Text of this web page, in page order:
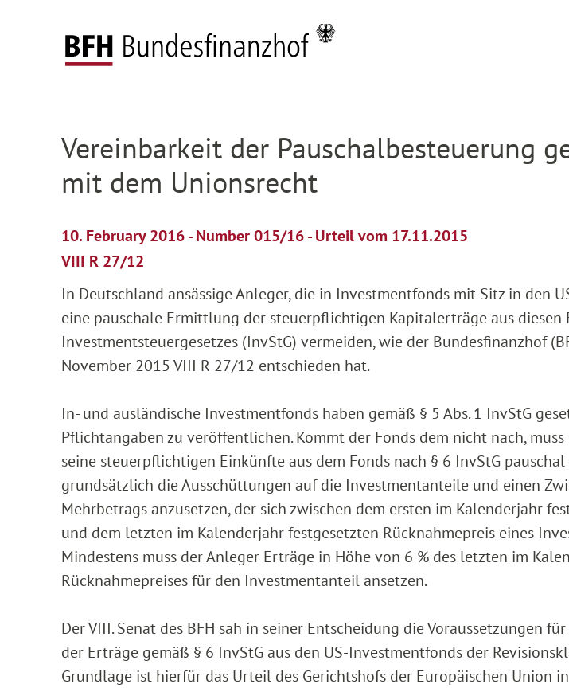
Federal Fiscal Court
Vereinbarkeit der Pauschalbesteuerung
mit dem Unionsrecht
10. February 2016 - Number 015/16 - Urteil vom 17.11.2015
VIII R 27/12
In Deutschland ansässige Anleger, die in Investmentfonds mit Sitz in den
eine pauschale Ermittlung der steuerpflichtigen Kapitalerträge aus diesen
Investmentsteuergesetzes (InvStG) vermeiden, wie der Bundesfinanzhof
November 2015 VIII R 27/12 entschieden hat.
In- und ausländische Investmentfonds haben gemäß § 5 Abs. 1 InvStG
Pflichtangaben zu veröffentlichen. Kommt der Fonds dem nicht nach,
seine steuerpflichtigen Einkünfte aus dem Fonds nach § 6 InvStG
grundsätzlich die Ausschüttungen auf die Investmentanteile und einen
Mehrbetrags anzusetzen, der sich zwischen dem ersten im Kalenderjahr
und dem letzten im Kalenderjahr festgesetzten Rücknahmepreis eines
Mindestens muss der Anleger Erträge in Höhe von 6 % des letzten im
Rücknahmepreises für den Investmentanteil ansetzen.
Der VIII. Senat des BFH sah in seiner Entscheidung die Voraussetzungen
der Erträge gemäß § 6 InvStG aus den US-Investmentfonds der
Grundlage ist hierfür das Urteil des Gerichtshofs der Europäischen Union